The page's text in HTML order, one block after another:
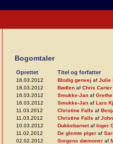
Bogomtaler
Oprettet Titel og forfatter
18.03.2012 Blodig genvej af Julie
18.03.2012
Bødlen af Chris Carter
16.03.2012
Smukke-Jan af
16.03.2012
Smukke-Jan af Lars
11.03.2012
Christine Falls af
11.03.2012
Christine Falls af
10.03.2012
Dukkebarnetaf Inger
11.02.2012
De glemte piger af
02.02.2012
Sorgens dæmoner af